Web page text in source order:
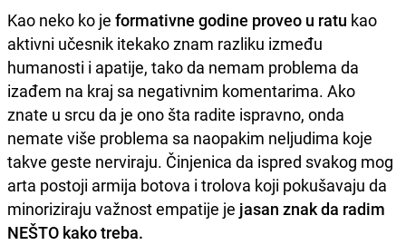
Kao neko ko je formativne godine proveo u ratu kao
aktivni učesnik itekako znam razliku između
humanosti i apatije, tako da nemam problema da
izađem na kraj sa negativnim komentarima. Ako
znate u srcu da je ono šta radite ispravno, onda
nemate više problema sa naopakim neljudima koje
takve geste nerviraju. Činjenica da ispred svakog mog
arta postoji armija botova i trolova koji pokušavaju da
minoriziraju važnost empatije je jasan znak da radim
NEŠTO kako treba.